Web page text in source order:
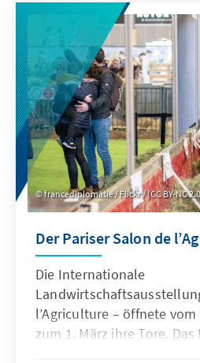
Um einen substantiellen
Vereinten Nationen
Friedensprozess zu
mit weiteren politischen
werden.
francediplomatie / Flickr / (CC BY-NC
Der Pariser Salon de
Die Internationale
l’Agriculture – öffnete vom
zum 1. März ihre Tore.